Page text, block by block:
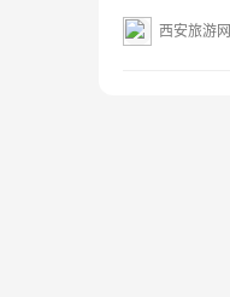
西安旅游网